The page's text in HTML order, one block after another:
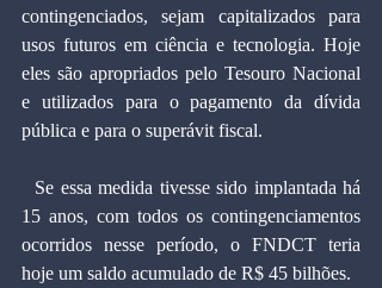
contingenciados, sejam capitalizados para
usos futuros em ciência e tecnologia. Hoje
eles são apropriados pelo Tesouro Nacional
e utilizados para o pagamento da dívida
pública e para o superávit fiscal.
15 anos, com todos os contingenciamentos
ocorridos nesse período, o FNDCT teria
hoje um saldo acumulado de R$ 45 bilhões.